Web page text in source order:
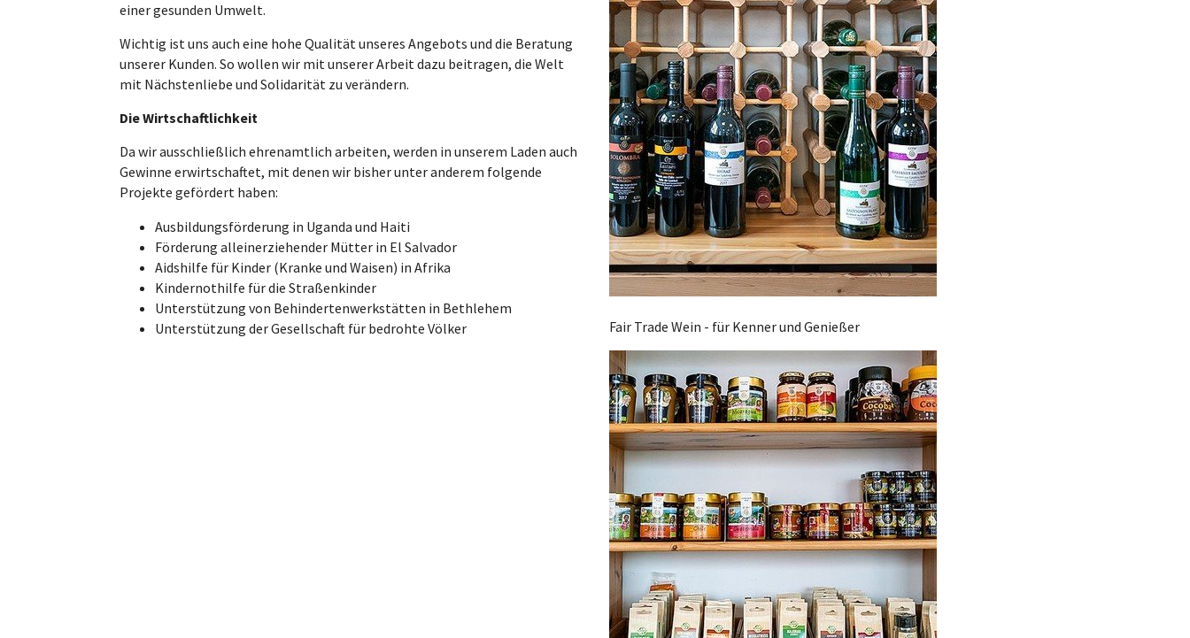
einer gesunden Umwelt.
Wichtig ist uns auch eine hohe Qualität unseres Angebots und die Beratung
unserer Kunden. So wollen wir mit unserer Arbeit dazu beitragen, die Welt
mit Nächstenliebe und Solidarität zu verändern.
Die Wirtschaftlichkeit
Da wir ausschließlich ehrenamtlich arbeiten, werden in unserem Laden auch
Gewinne erwirtschaftet, mit denen wir bisher unter anderem folgende
Projekte gefördert haben:
Ausbildungsförderung in Uganda und Haiti
Förderung alleinerziehender Mütter in El Salvador
Aidshilfe für Kinder (Kranke und Waisen) in Afrika
Kindernothilfe für die Straßenkinder
Unterstützung von Behindertenwerkstätten in Bethlehem
Unterstützung der Gesellschaft für bedrohte Völker
Fair Trade Wein - für Kenner und Genießer